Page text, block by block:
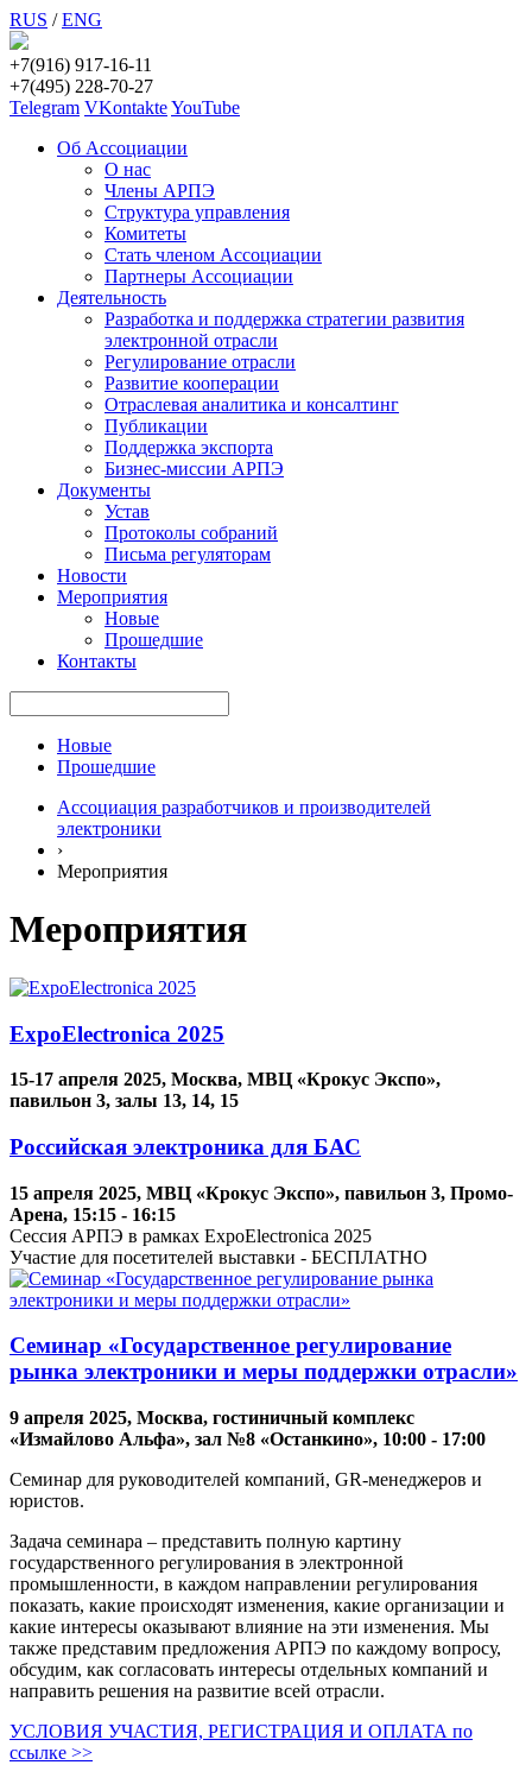
RUS /ENG
+7(916) 917-16-11
+7(495) 228-70-27
Telegram VKontakteYouTube
Об Ассоциации
О нас
Члены АРПЭ
Структура управления
Комитеты
Стать членом Ассоциации
Партнеры Ассоциации
Деятельность
Разработка и поддержка стратегии развития
электронной отрасли
Регулирование отрасли
Развитие кооперации
Отраслевая аналитика и консалтинг
Публикации
Поддержка экспорта
Бизнес-миссии АРПЭ
Документы
Устав
Протоколы собраний
Письма регуляторам
Новости
Мероприятия
Новые
Прошедшие
Контакты
Новые
Прошедшие
Ассоциация разработчиков и производителей
электроники
›
Мероприятия
Мероприятия
ExpoElectronica 2025
15-17 апреля 2025, Москва, МВЦ «Крокус Экспо»,
павильон 3, залы 13, 14, 15
Российская электроника для БАС
15 апреля 2025, МВЦ «Крокус Экспо», павильон 3, Промо-
Арена, 15:15 - 16:15
Сессия АРПЭ в рамках ExpoElectronica 2025
Участие для посетителей выставки - БЕСПЛАТНО
Семинар «Государственное регулирование
рынка электроники и меры поддержки отрасли»
9 апреля 2025, Москва, гостиничный комплекс
«Измайлово Альфа», зал №8 «Останкино», 10:00 - 17:00
Семинар для руководителей компаний, GR-менеджеров и
юристов.
Задача семинара – представить полную картину
государственного регулирования в электронной
промышленности, в каждом направлении регулирования
показать, какие происходят изменения, какие организации и
какие интересы оказывают влияние на эти изменения. Мы
также представим предложения АРПЭ по каждому вопросу,
обсудим, как согласовать интересы отдельных компаний и
направить решения на развитие всей отрасли.
УСЛОВИЯ УЧАСТИЯ, РЕГИСТРАЦИЯ И ОПЛАТА по
ссылке >>